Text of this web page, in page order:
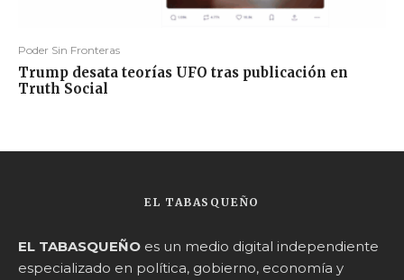
Poder Sin Fronteras
Trump desata teorías UFO tras publicación en
Truth Social
EL TABASQUEÑO
EL TABASQUEÑO es un medio digital independiente
especializado en política, gobierno, economía y